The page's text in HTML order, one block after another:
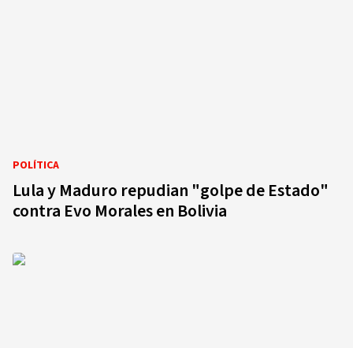
POLÍTICA
Lula y Maduro repudian "golpe de Estado"
contra Evo Morales en Bolivia